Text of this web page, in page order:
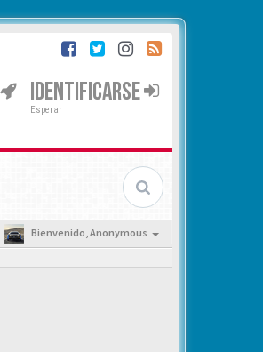
IDENTIFICARSE
Esperar
Bienvenido,Anonymous